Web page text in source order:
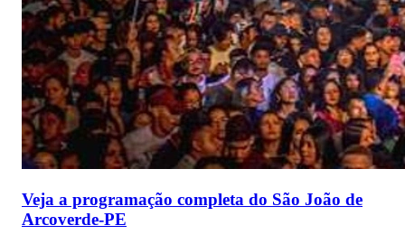
Veja a programação completa do São João de
Arcoverde-PE